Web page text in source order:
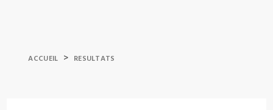
ACCUEIL > RESULTATS